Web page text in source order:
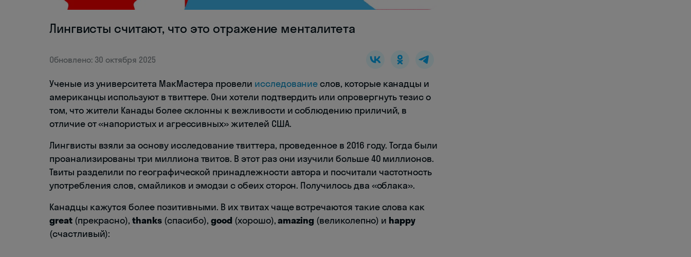
Лингвисты считают, что это отражение менталитета
Обновлено: 30 октября 2025
Ученые из университета МакMастерa провели исследованиеслов, которые канадцы и
американцы используют в твиттере. Они хотели подтвердить или опровергнуть тезис о
том, что жители Канады более склонны к вежливости и соблюдению приличий, в
отличие от «напористых и агрессивных» жителей США.
Лингвисты взяли за основу исследование твиттера, проведенное в 2016 году. Тогда были
проанализированы три миллиона твитов. В этот раз они изучили больше 40 миллионов.
Твиты разделили по географической принадлежности автора и посчитали частотность
употребления слов, смайликов и эмодзи с обеих сторон. Получилось два «облака».
Канадцы кажутся более позитивными. В их твитах чаще встречаются такие слова как
great(прекрасно),thanks(спасибо),good (хорошо),amazing (великолепно) и happy
(счастливый):